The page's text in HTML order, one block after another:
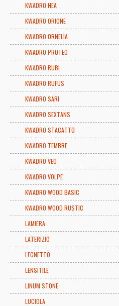
KWADRO NEA
KWADRO ORIONE
KWADRO ORNELIA
KWADRO PROTEO
KWADRO RUBI
KWADRO RUFUS
KWADRO SARI
KWADRO SEXTANS
KWADRO STACATTO
KWADRO TEMBRE
KWADRO VEO
KWADRO VOLPE
KWADRO WOOD BASIC
KWADRO WOOD RUSTIC
LAMIERA
LATERIZIO
LEGNETTO
LENSITILE
LINUM STONE
LUCIOLA